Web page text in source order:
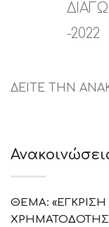
-2022
ΔΕΙΤΕ ΤΗΝ
ΘΕΜΑ: